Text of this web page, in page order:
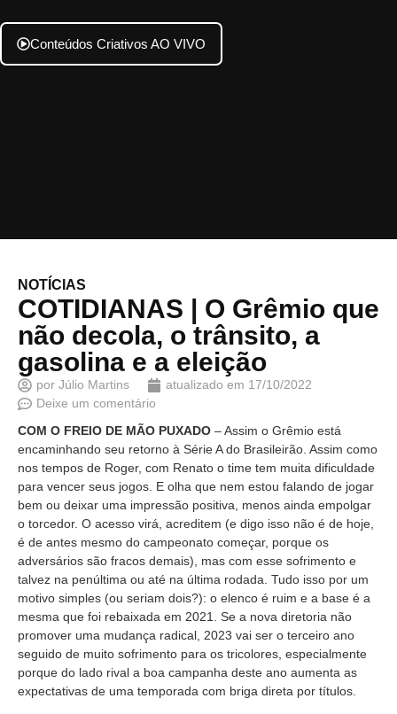
Conteúdos Criativos AO VIVO
NOTÍCIAS
COTIDIANAS | O Grêmio que
não decola, o trânsito, a
gasolina e a eleição
por Júlio Martins atualizado em 17/10/2022
Deixe um comentário
COM O FREIO DE MÃO PUXADO – Assim o Grêmio está
encaminhando seu retorno à Série A do Brasileirão. Assim como
nos tempos de Roger, com Renato o time tem muita dificuldade
para vencer seus jogos. E olha que nem estou falando de jogar
bem ou deixar uma impressão positiva, menos ainda empolgar
o torcedor. O acesso virá, acreditem (e digo isso não é de hoje,
é de antes mesmo do campeonato começar, porque os
adversários são fracos demais), mas com esse sofrimento e
talvez na penúltima ou até na última rodada. Tudo isso por um
motivo simples (ou seriam dois?): o elenco é ruim e a base é a
mesma que foi rebaixada em 2021. Se a nova diretoria não
promover uma mudança radical, 2023 vai ser o terceiro ano
seguido de muito sofrimento para os tricolores, especialmente
porque do lado rival a boa campanha deste ano aumenta as
expectativas de uma temporada com briga direta por títulos.